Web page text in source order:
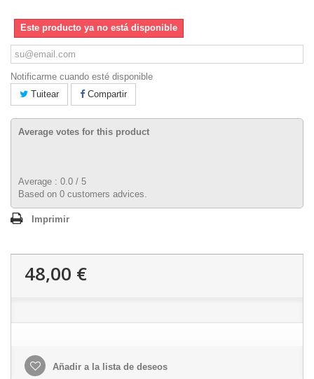
Este producto ya no está disponible
Notificarme cuando esté disponible
Tuitear
Compartir
Average votes for this product
Average : 0.0 / 5
Based on 0 customers advices.
Imprimir
48,00 €
Añadir a la lista de deseos